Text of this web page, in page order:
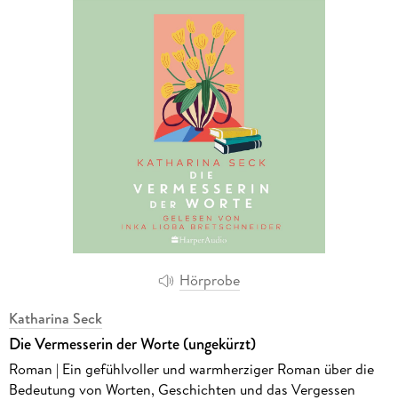
Hörprobe
Katharina Seck
Die Vermesserin der Worte (ungekürzt)
Roman | Ein gefühlvoller und warmherziger Roman über die
Bedeutung von Worten, Geschichten und das Vergessen